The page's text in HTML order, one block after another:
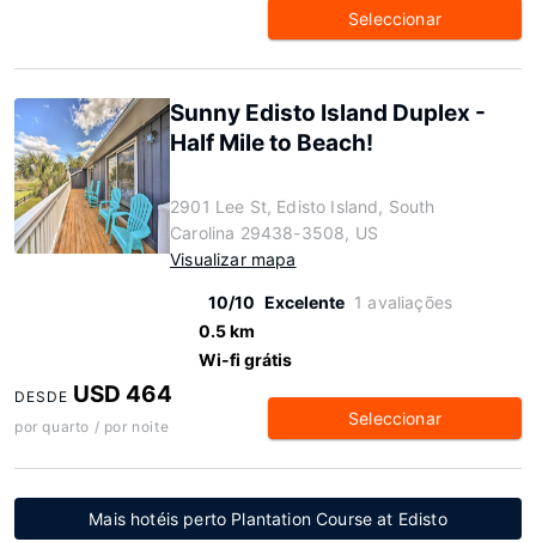
Seleccionar
Sunny Edisto Island Duplex -
Half Mile to Beach!
2901 Lee St, Edisto Island, South
Carolina 29438-3508, US
Visualizar mapa
10/10 Excelente 1 avaliações
0.5 km
Wi-fi grátis
DESDE USD 464
por quarto / por noite Seleccionar
Mais hotéis perto Plantation Course at Edisto